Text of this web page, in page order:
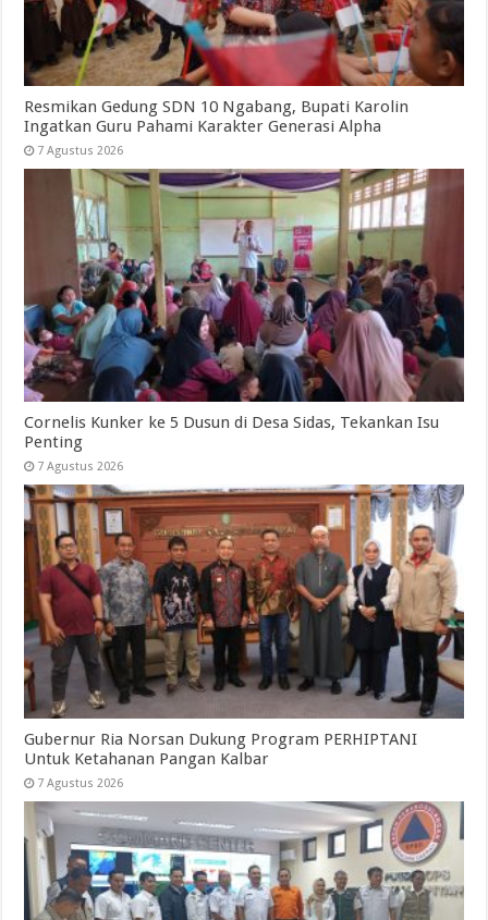
Resmikan Gedung SDN 10 Ngabang, Bupati Karolin
Ingatkan Guru Pahami Karakter Generasi Alpha
7 Agustus 2026
Cornelis Kunker ke 5 Dusun di Desa Sidas, Tekankan Isu
Penting
7 Agustus 2026
Gubernur Ria Norsan Dukung Program PERHIPTANI
Untuk Ketahanan Pangan Kalbar
7 Agustus 2026